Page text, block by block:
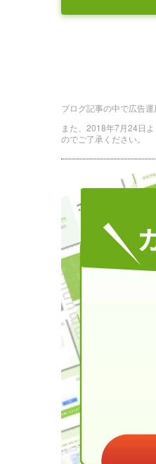
ブログ記事の中で広告
また、2018年7月24日
のでご了承ください。